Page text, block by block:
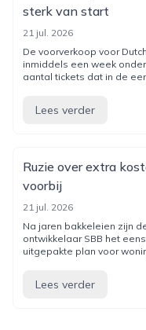
sterk van start
21 jul. 2026
De voorverkoop voor
inmiddels een week
aantal tickets dat in de
Lees verder
Ruzie over extra
voorbij
21 jul. 2026
Na jaren bakkeleien zijn
ontwikkelaar SBB het
uitgepakte plan voor
Lees verder